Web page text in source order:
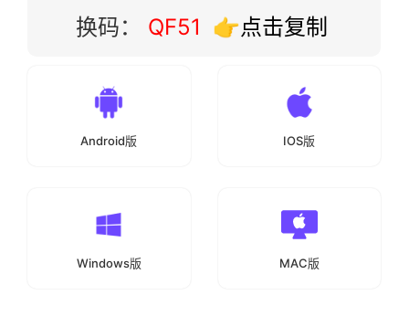
换码： QF51 👉点击复制
Android版 IOS版
Windows版 MAC版